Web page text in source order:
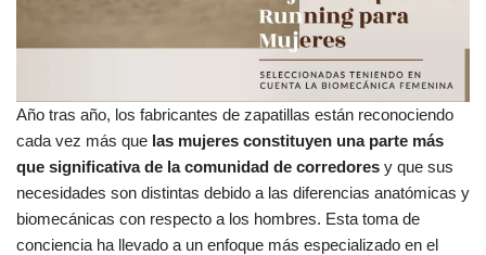
Año tras año, los fabricantes de zapatillas están reconociendo
cada vez más que las mujeres constituyen una parte más
que significativa de la comunidad de corredores y que sus
necesidades son distintas debido a las diferencias anatómicas y
biomecánicas con respecto a los hombres. Esta toma de
conciencia ha llevado a un enfoque más especializado en el